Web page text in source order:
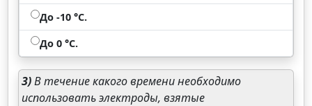
До -10 °С.
До 0 °С.
3)В течение какого времени необходимо
использовать электроды, взятые